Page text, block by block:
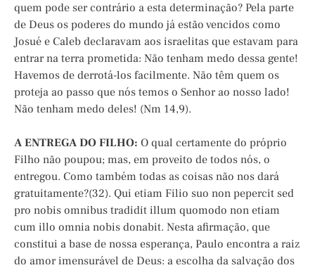
quem pode ser contrário a esta determinação? Pela parte
de Deus os poderes do mundo já estão vencidos como
Josué e Caleb declaravam aos israelitas que estavam para
entrar na terra prometida: Não tenham medo dessa gente!
Havemos de derrotá-los facilmente. Não têm quem os
proteja ao passo que nós temos o Senhor ao nosso lado!
Não tenham medo deles! (Nm 14,9).
A ENTREGA DO FILHO: O qual certamente do próprio
Filho não poupou; mas, em proveito de todos nós, o
entregou. Como também todas as coisas não nos dará
gratuitamente?(32). Qui etiam Filio suo non pepercit sed
pro nobis omnibus tradidit illum quomodo non etiam
cum illo omnia nobis donabit. Nesta afirmação, que
constitui a base de nossa esperança, Paulo encontra a raiz
do amor imensurável de Deus: a escolha da salvação dos